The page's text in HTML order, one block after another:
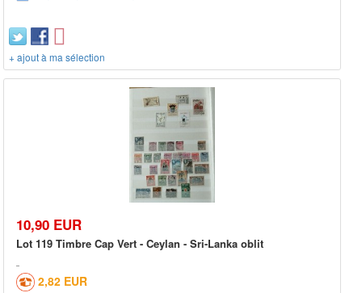
+ ajout à ma sélection
10,90 EUR
Lot 119 Timbre Cap Vert - Ceylan - Sri-Lanka oblit
2,82 EUR